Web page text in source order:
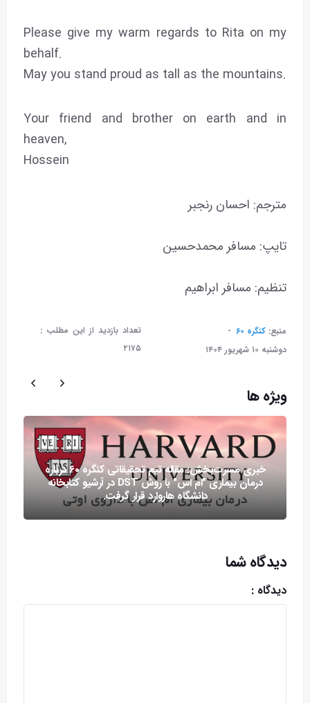
Please give my warm regards to Rita on my
behalf.
May you stand proud as tall as the mountains.
Your friend and brother on earth and in
heaven,
Hossein
مترجم: احسان رنجبر
تایپ: مسافر محمدحسین
تنظیم: مسافر ابراهیم
منبع: کنگره ۶۰
دوشنبه ۱۰ شهريور ۱۴۰۴
تعداد بازدید از این مطلب :
۲۱۷۵
ویژه ها
خبری مسرت‌بخش: مقاله تیم تحقیقاتی کنگره ۶۰ درباره
درمان بیماری "ام اس" با روش DST در آرشیو کتابخانه
دانشگاه هاروارد قرار گرفت.
دیدگاه شما
دیدگاه :